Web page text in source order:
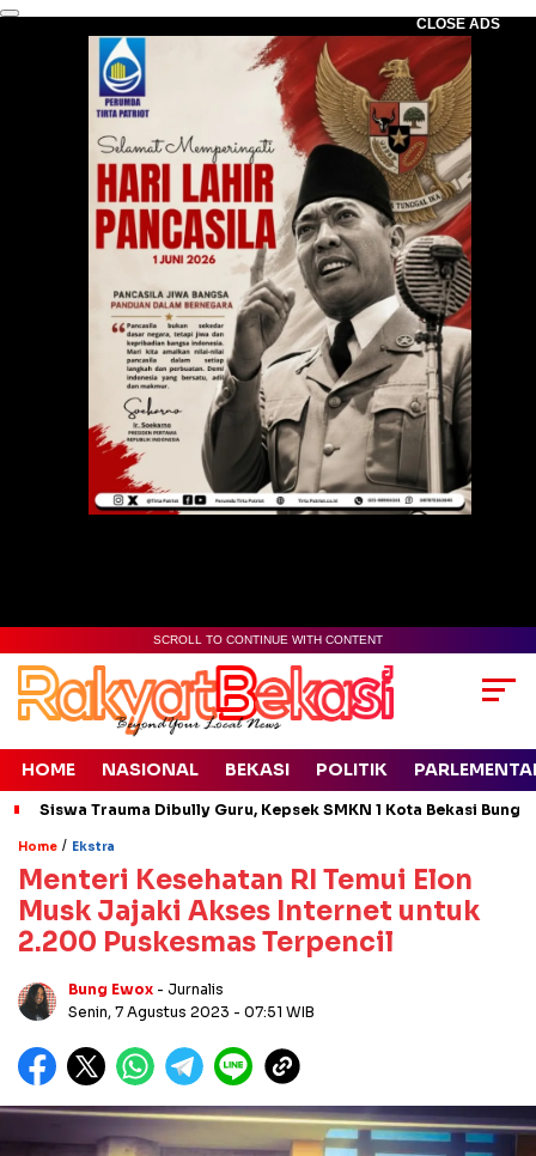
CLOSE ADS
SCROLL TO CONTINUE WITH CONTENT
HOME NASIONAL BEKASI POLITIK
Siswa Trauma Dibully Guru, Kepsek SMKN 1 Kota Bekasi
Home / Ekstra
Menteri Kesehatan RI Temui Elon
Musk Jajaki Akses Internet untuk
2.200 Puskesmas Terpencil
Bung Ewox - Jurnalis
Senin, 7 Agustus 2023 - 07:51 WIB